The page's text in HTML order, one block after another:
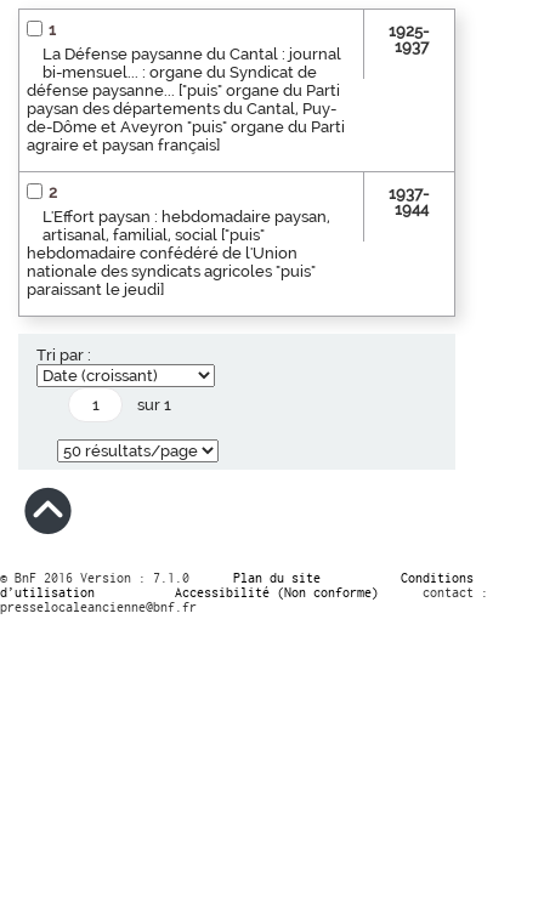
1
La Défense paysanne du Cantal : journal
bi-mensuel... : organe du Syndicat de
défense paysanne... ["puis" organe du Parti
paysan des départements du Cantal, Puy-
de-Dôme et Aveyron "puis" organe du Parti
agraire et paysan français]
1925-
1937
2
L'Effort paysan : hebdomadaire paysan,
artisanal, familial, social ["puis"
hebdomadaire confédéré de l'Union
nationale des syndicats agricoles "puis"
paraissant le jeudi]
1937-
1944
Tri par :
sur 1
© BnF 2016 Version : 7.1.0 Plan du site
Conditions
d’utilisation
Accessibilité (Non conforme)
contact :
presselocaleancienne@bnf.fr